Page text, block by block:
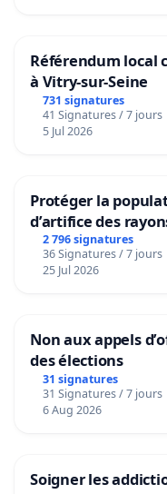
Référendum local
à Vitry-sur-Seine
731 signatures
41 Signatures / 7 jours
5 Jul 2026
Protéger la
d’artifice des
2 796 signatures
36 Signatures / 7 jours
25 Jul 2026
Non aux appels
des élections
31 signatures
31 Signatures / 7 jours
6 Aug 2026
Soigner les